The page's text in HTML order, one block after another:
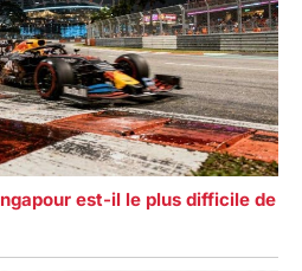
est-il le plus difficile de